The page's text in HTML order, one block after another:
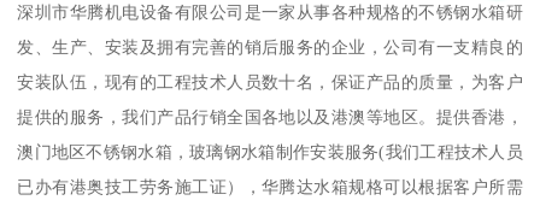
深圳市华腾机电设备有限公司是一家从事各种规格的不锈钢水箱研
发、生产、安装及拥有完善的销后服务的企业，公司有一支精良的
安装队伍，现有的工程技术人员数十名，保证产品的质量，为客户
提供的服务，我们产品行销全国各地以及港澳等地区。提供香港，
澳门地区不锈钢水箱，玻璃钢水箱制作安装服务(我们工程技术人员
已办有港奥技工劳务施工证），华腾达水箱规格可以根据客户所需